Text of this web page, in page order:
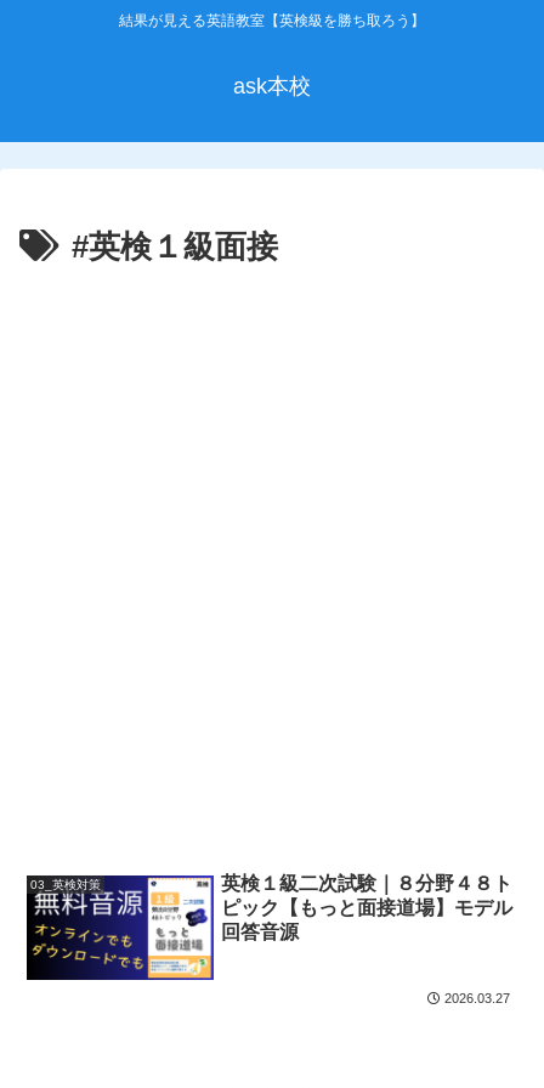
結果が見える英語教室【英検級を勝ち取ろう】
ask本校
#英検１級面接
03_英検対策
英検１級二次試験｜８分野４８ト
ピック【もっと面接道場】モデル
回答音源
2026.03.27